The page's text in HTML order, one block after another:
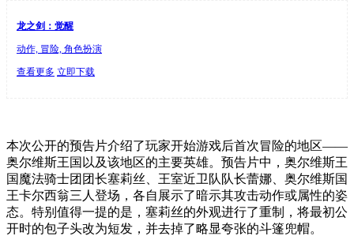
龙之剑：觉醒
动作, 冒险, 角色扮演
查看更多 立即下载
本次公开的预告片介绍了玩家开始游戏后首次冒险的地区——
奥尔维斯王国以及该地区的主要英雄。预告片中，奥尔维斯王
国魔法骑士团团长塞莉丝、王室近卫队队长蕾娜、奥尔维斯国
王卡尔西翁三人登场，各自展示了暗示其攻击动作或属性的姿
态。特别值得一提的是，塞莉丝的外观进行了重制，将最初公
开时的包子头改为短发，并去掉了略显夸张的斗篷兜帽。